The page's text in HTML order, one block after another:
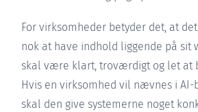
For virksomheder betyder det, at
nok at have indhold liggende på sit
skal være klart, troværdigt og let at
Hvis en virksomhed vil nævnes i AI-
skal den give systemerne noget